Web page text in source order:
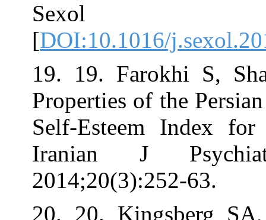
[DOI:10.1016/
19. 19.
Properties of
Self-Esteem
Iranian J
20. 20.